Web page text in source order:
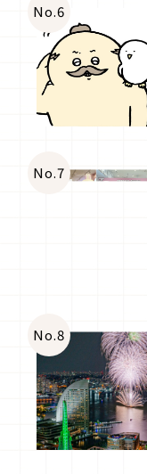
No.6
No.7
No.8